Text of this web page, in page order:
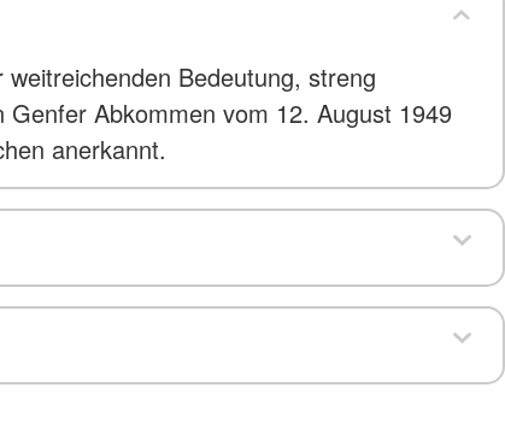
Bedeutung, streng
Abkommen vom 12. August 1949
anerkannt.